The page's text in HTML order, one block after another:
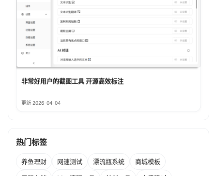
非常好用户的截图工具 开源高效标注
更新 2026-04-04
热门标签
养鱼理财 网速测试 漂流瓶系统 商城模板